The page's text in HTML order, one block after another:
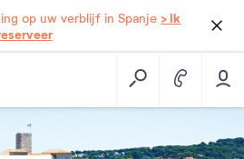
op uw verblijf in Spanje > Ik